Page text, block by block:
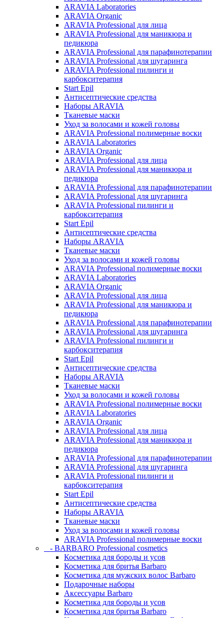
ARAVIA Laboratories
ARAVIA Organic
ARAVIA Professional для лица
ARAVIA Professional для маникюра и
педикюра
ARAVIA Professional для парафинотерапии
ARAVIA Professional для шугаринга
ARAVIA Professional пилинги и
карбокситерапия
Start Epil
Антисептические средства
Наборы ARAVIA
Тканевые маски
Уход за волосами и кожей головы
ARAVIA Professional полимерные воски
ARAVIA Laboratories
ARAVIA Organic
ARAVIA Professional для лица
ARAVIA Professional для маникюра и
педикюра
ARAVIA Professional для парафинотерапии
ARAVIA Professional для шугаринга
ARAVIA Professional пилинги и
карбокситерапия
Start Epil
Антисептические средства
Наборы ARAVIA
Тканевые маски
Уход за волосами и кожей головы
ARAVIA Professional полимерные воски
ARAVIA Laboratories
ARAVIA Organic
ARAVIA Professional для лица
ARAVIA Professional для маникюра и
педикюра
ARAVIA Professional для парафинотерапии
ARAVIA Professional для шугаринга
ARAVIA Professional пилинги и
карбокситерапия
Start Epil
Антисептические средства
Наборы ARAVIA
Тканевые маски
Уход за волосами и кожей головы
ARAVIA Professional полимерные воски
ARAVIA Laboratories
ARAVIA Organic
ARAVIA Professional для лица
ARAVIA Professional для маникюра и
педикюра
ARAVIA Professional для парафинотерапии
ARAVIA Professional для шугаринга
ARAVIA Professional пилинги и
карбокситерапия
Start Epil
Антисептические средства
Наборы ARAVIA
Тканевые маски
Уход за волосами и кожей головы
ARAVIA Professional полимерные воски
- BARBARO Professional cosmetics
Косметика для бороды и усов
Косметика для бритья Barbaro
Косметика для мужских волос Barbaro
Подарочные наборы
Аксессуары Barbaro
Косметика для бороды и усов
Косметика для бритья Barbaro